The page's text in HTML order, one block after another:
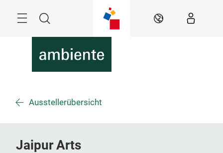
Suche DE
Ausstellerübersicht
Jaipur Arts